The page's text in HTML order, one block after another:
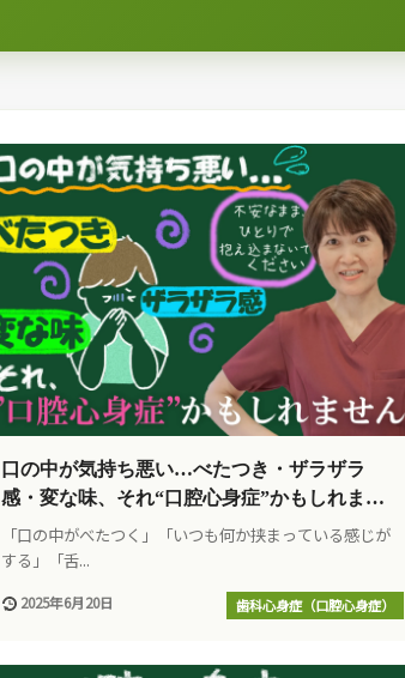
口の中が気持ち悪い…べたつき・ザラザラ
感・変な味、それ“口腔心身症”かもしれませ
ん
「口の中がべたつく」「いつも何か挟まっている感じが
する」「舌...
2025年6月20日 歯科心身症（口腔心身症）